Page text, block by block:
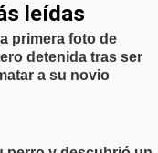
leídas
primera foto de
detenida tras ser
a su novio